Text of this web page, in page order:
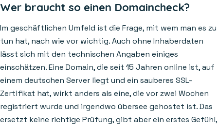
Wer braucht so einen Domaincheck?
Im geschäftlichen Umfeld ist die Frage, mit wem man es zu
tun hat, nach wie vor wichtig. Auch ohne Inhaberdaten
lässt sich mit den technischen Angaben einiges
einschätzen. Eine Domain, die seit 15 Jahren online ist, auf
einem deutschen Server liegt und ein sauberes SSL-
Zertifikat hat, wirkt anders als eine, die vor zwei Wochen
registriert wurde und irgendwo übersee gehostet ist. Das
ersetzt keine richtige Prüfung, gibt aber ein erstes Gefühl,